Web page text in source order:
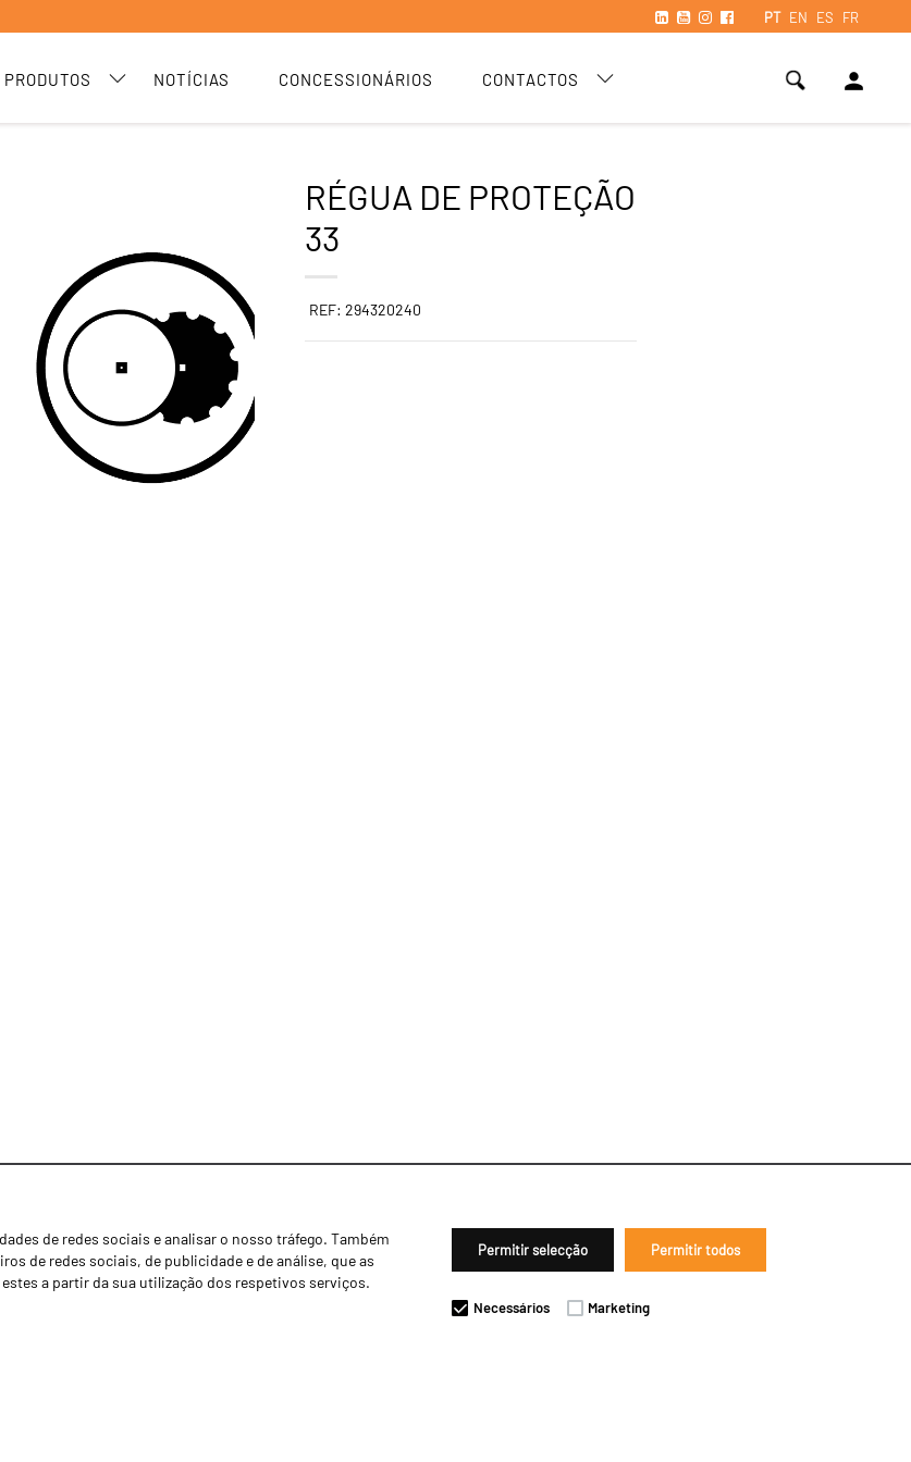
PT EN ES FR
PRODUTOS NOTÍCIAS CONCESSIONÁRIOS CONTACTOS person
de redes sociais e analisar o nosso tráfego. Também
de redes sociais, de publicidade e de análise, que as
a partir da sua utilização dos respetivos serviços.
Permitir selecção Permitir todos
Necessários Marketing
RÉGUA DE PROTEÇÃO
33
REF: 294320240
Notícias
Concessionários